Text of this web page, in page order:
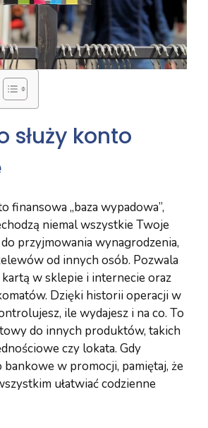
służy konto
finansowa „baza wypadowa”,
niemal wszystkie Twoje
do przyjmowania wynagrodzenia,
od innych osób. Pozwala
kartą w sklepie i internecie oraz
Dzięki historii operacji w
ile wydajesz i na co. To
do innych produktów, takich
czy lokata. Gdy
w promocji, pamiętaj, że
ułatwiać codzienne